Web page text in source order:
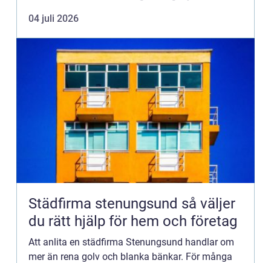
Mölndal hjäl...
04 juli 2026
Städfirma stenungsund så väljer
du rätt hjälp för hem och företag
Att anlita en städfirma Stenungsund handlar om
mer än rena golv och blanka bänkar. För många